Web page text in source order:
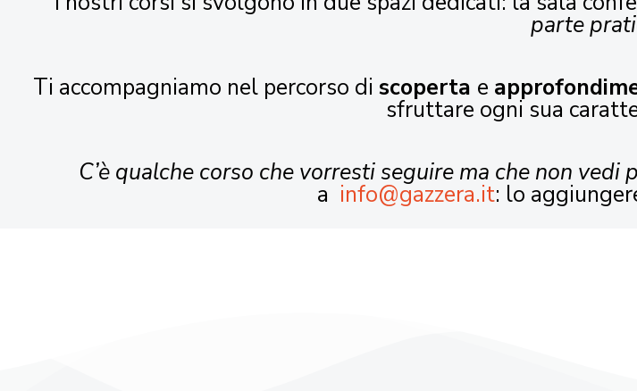
parte
Ti accompagniamo nel percorso di scoperta e
sfruttare ogni sua
C’è qualche corso che vorresti seguire ma che non
a info@gazzera.it: lo